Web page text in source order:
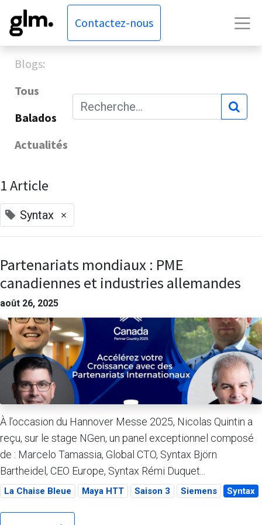
Contactez-nous
Blogs:
Tous
Balados
Actualités
1 Article
Syntax ×
Partenariats mondiaux : PME
canadiennes et industries allemandes
août 26, 2025
À l’occasion du Hannover Messe 2025, Nicolas Quintin a
reçu, sur le stage NGen, un panel exceptionnel composé
de : Marcelo Tamassia, Global CTO, Syntax Björn
Bartheidel, CEO Europe, Syntax Rémi Duquet...
La Chaise Bleue Maya HTT Saison 3 Siemens Syntax